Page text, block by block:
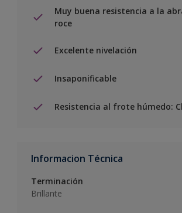
Muy buena resistencia a la
roce
Excelente nivelación
Insaponificable
Resistencia al frote húmedo:
Informacion Técnica
Terminación
Brillante